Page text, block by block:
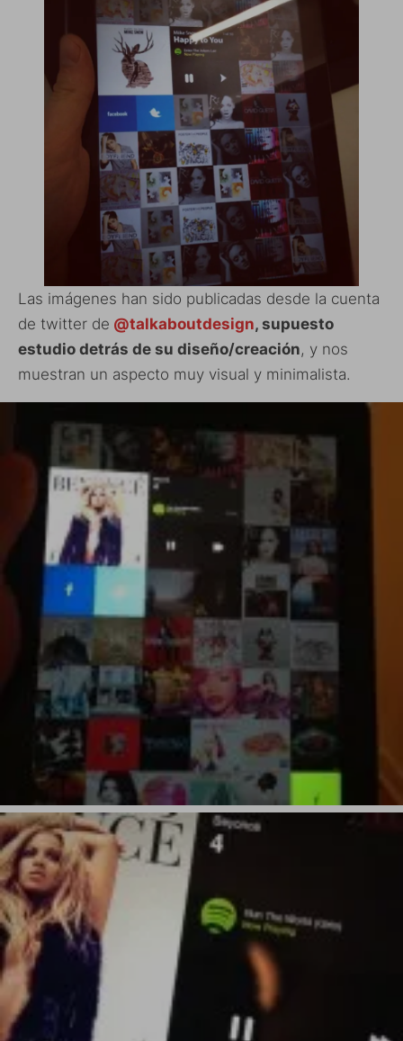
Las imágenes han sido publicadas desde la cuenta
de twitter de @talkaboutdesign, supuesto
estudio detrás de su diseño/creación, y nos
muestran un aspecto muy visual y minimalista.